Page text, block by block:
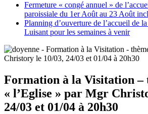
Fermeture « congé annuel » de
paroissiale du 1er Août au 23 Août
Planning d’ouverture de l’accueil de
Luisant pour les semaines à venir
Formation à la Visitation –
« l’Eglise » par Mgr
24/03 et 01/04 à 20h30